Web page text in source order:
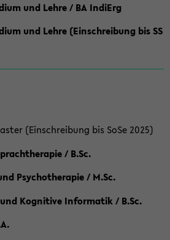
und Lehre / BA IndiErg
und Lehre (Einschreibung bis SS
(Einschreibung bis SoSe 2025)
/ B.Sc.
Psychotherapie / M.Sc.
Kognitive Informatik / B.Sc.